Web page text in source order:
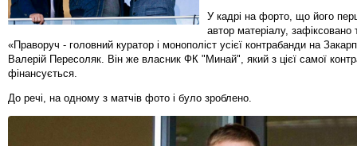
У кадрі на форто, що його
автор матеріалу, зафіксовано
«Праворуч - головний куратор і монополіст усієї контрабанди на
Валерій Пересоляк. Він же власник ФК "Минай", який з цієї самої
фінансується.
До речі, на одному з матчів фото і було зроблено.